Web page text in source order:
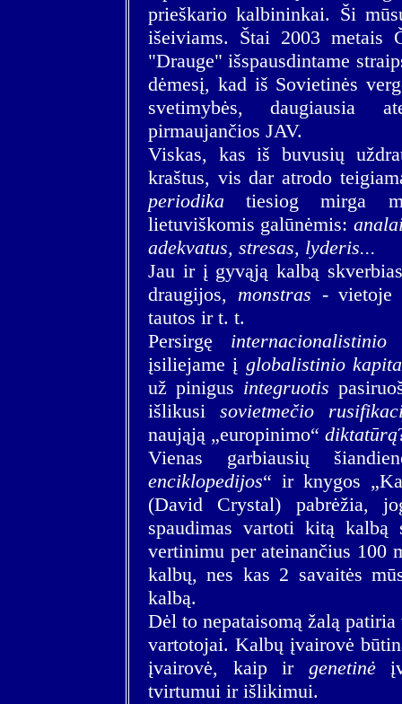
prieškario kalbininkai. Ši
išeiviams. Štai 2003 metais
"Drauge" išspausdintame
dėmesį, kad iš Sovietinės
svetimybės,
pirmaujančios JAV.
Viskas, kas iš buvusių
kraštus, vis dar atrodo
periodika tiesiog mirga
lietuviškomis galūnėmis:
adekvatus, stresas, lyderis...
Jau ir į gyvąją kalbą
draugijos, monstras - vietoje
tautos ir t. t.
Persirgę
įsiliejame į globalistinio
už pinigus integruotis
išlikusisovietmečio
naująją „europinimo“ diktatūrą
Vienas garbiausių
enciklopedijos“ ir knygos
(David Crystal) pabrėžia,
spaudimas vartoti kitą
vertinimu per ateinančius 100
kalbų, nes kas 2 savaitės
kalbą.
Dėl to nepataisomą žalą
vartotojai. Kalbų įvairovė
įvairovė, kaip ir genetinė
tvirtumui ir išlikimui.